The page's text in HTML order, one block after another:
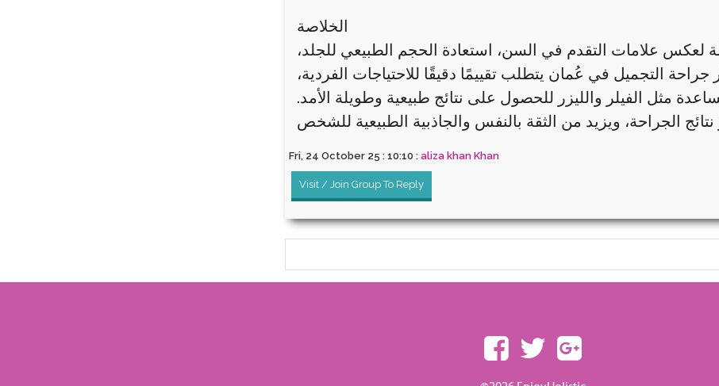
الخلاصة
لعكس علامات التقدم في السن، استعادة الحجم الطبيعي للجلد،
التجميل في عُمان يتطلب تقييمًا دقيقًا للاحتياجات الفردية،
مثل الفيلر والليزر للحصول على نتائج طبيعية وطويلة الأمد.
نتائج الجراحة، ويزيد من الثقة بالنفس والجاذبية الطبيعية للشخص
Fri, 24 October 25 : 10:10 : aliza khan Khan
Visit / Join Group To Reply